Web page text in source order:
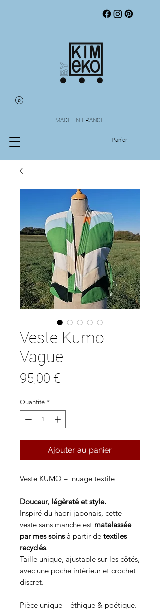
Panier
MADE IN FRANCE
Veste Kumo
Vague
95,00 €
Quantité *
Ajouter au panier
Veste KUMO – nuage textile
Douceur, légèreté et style.
Inspiré du haori japonais, cette
veste sans manche est matelassée
par mes soinsà partir de textiles
recyclés.
Taille unique, ajustable sur les côtés,
avec une poche intérieur et crochet
discret.
Pièce unique – éthique & poétique.